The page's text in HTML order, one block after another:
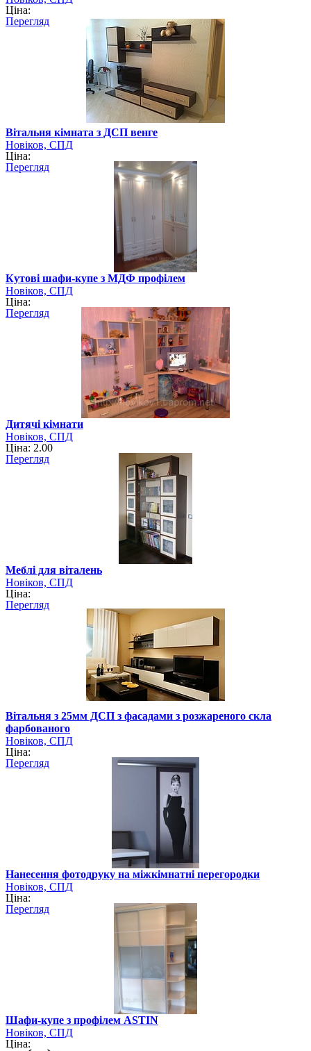
Ціна:
Перегляд
Вітальня кімната з ДСП венге
Новіков, СПД
Ціна:
Перегляд
Кутові шафи-купе з МДФ профілем
Новіков, СПД
Ціна:
Перегляд
Дитячі кімнати
Новіков, СПД
Ціна: 2.00
Перегляд
Меблі для віталень
Новіков, СПД
Ціна:
Перегляд
Вітальня з 25мм ДСП з фасадами з розжареного скла
фарбованого
Новіков, СПД
Ціна:
Перегляд
Нанесення фотодруку на міжкімнатні перегородки
Новіков, СПД
Ціна:
Перегляд
Шафи-купе з профілем ASTIN
Новіков, СПД
Ціна: